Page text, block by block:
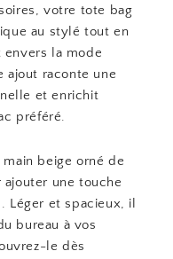
votre tote bag
au stylé tout en
envers la mode
ajout raconte une
et enrichit
préféré.
beige orné de
une touche
Léger et spacieux, il
bureau à vos
le dès